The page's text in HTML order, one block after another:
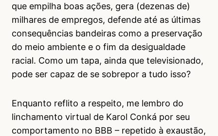
que empilha boas ações, gera (dezenas de)
milhares de empregos, defende até as últimas
consequências bandeiras como a preservação
do meio ambiente e o fim da desigualdade
racial. Como um tapa, ainda que televisionado,
pode ser capaz de se sobrepor a tudo isso?
Enquanto reflito a respeito, me lembro do
linchamento virtual de Karol Conká por seu
comportamento no BBB – repetido à exaustão,